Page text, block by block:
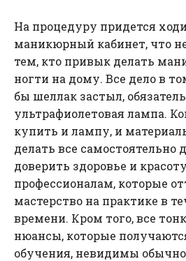
На процедуру придется
маникюрный кабинет, что
тем, кто привык делать
ногти на дому. Все дело в
бы шеллак застыл,
ультрафиолетовая лампа.
купить и лампу, и
делать все самостоятельно
доверить здоровье и
профессионалам, которые
мастерство на практике в
времени. Кром того, все
нюансы, которые
обучения, невидимы